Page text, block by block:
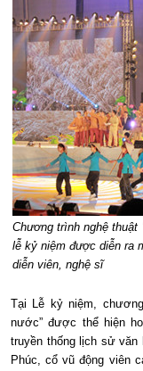
Chương trình nghệ
lễ kỷ niệm được diễn ra
diễn viên, nghệ sĩ
Tại Lễ kỷ niệm,
nước” được thể hiện
truyền thống lịch sử
Phúc, cổ vũ động viên